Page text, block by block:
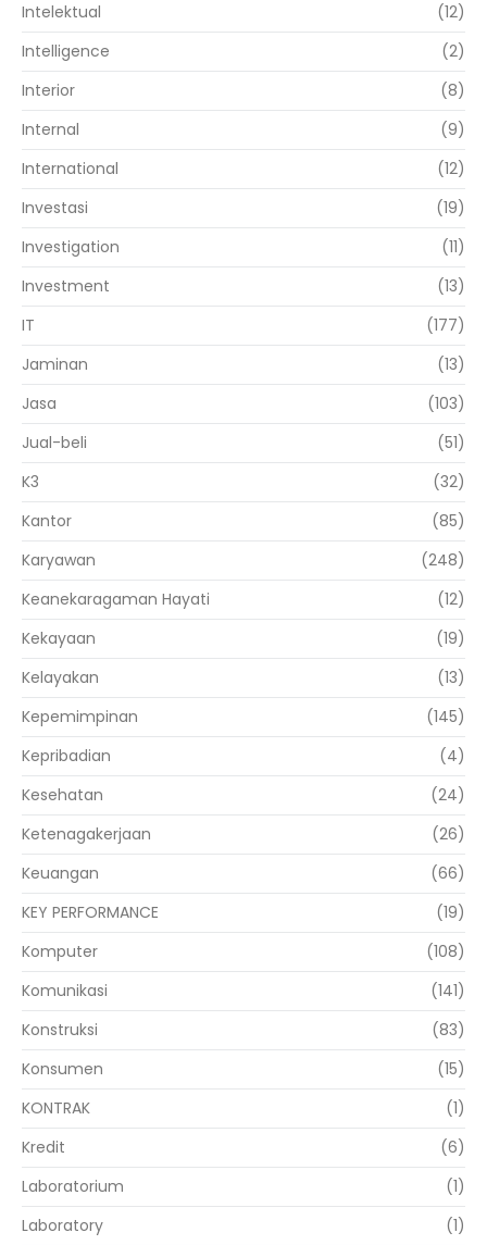
Intelektual
(12)
Intelligence
(2)
Interior
(8)
Internal
(9)
International
(12)
Investasi
(19)
Investigation
(11)
Investment
(13)
IT
(177)
Jaminan
(13)
Jasa
(103)
Jual-beli
(51)
K3
(32)
Kantor
(85)
Karyawan
(248)
Keanekaragaman Hayati
(12)
Kekayaan
(19)
Kelayakan
(13)
Kepemimpinan
(145)
Kepribadian
(4)
Kesehatan
(24)
Ketenagakerjaan
(26)
Keuangan
(66)
KEY PERFORMANCE
(19)
Komputer
(108)
Komunikasi
(141)
Konstruksi
(83)
Konsumen
(15)
KONTRAK
(1)
Kredit
(6)
Laboratorium
(1)
Laboratory
(1)